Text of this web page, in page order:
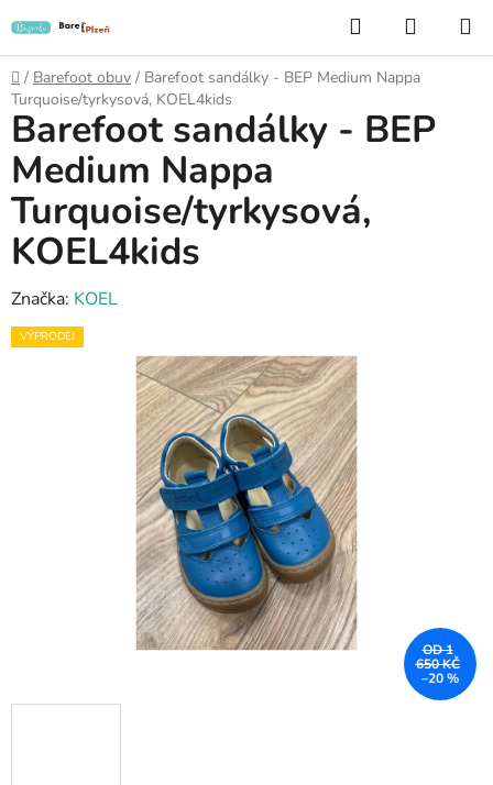
na
obsah
Hledat
KOŠÍK
Domů
/ Barefoot obuv / Barefoot sandálky - BEP Medium Nappa
Turquoise/tyrkysová, KOEL4kids
Barefoot sandálky - BEP
Medium Nappa
Turquoise/tyrkysová,
KOEL4kids
Značka: KOEL
VÝPRODEJ
OD 1
650 KČ
–20 %